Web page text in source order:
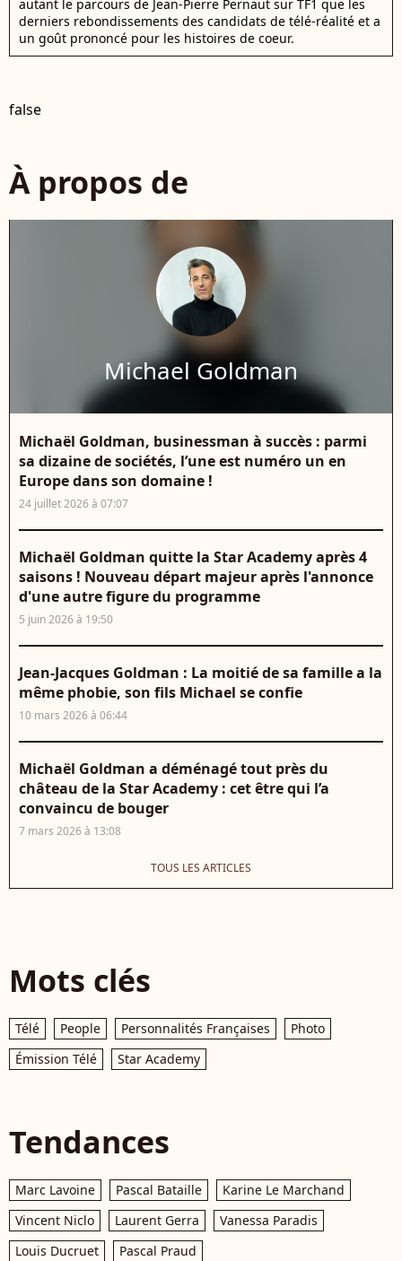
autant le parcours de Jean-Pierre Pernaut sur TF1 que les
derniers rebondissements des candidats de télé-réalité et a
un goût prononcé pour les histoires de coeur.
false
À propos de
Michael Goldman
Michaël Goldman, businessman à succès : parmi
sa dizaine de sociétés, l’une est numéro un en
Europe dans son domaine !
24 juillet 2026 à 07:07
Michaël Goldman quitte la Star Academy après 4
saisons ! Nouveau départ majeur après l'annonce
d'une autre figure du programme
5 juin 2026 à 19:50
Jean-Jacques Goldman : La moitié de sa famille a la
même phobie, son fils Michael se confie
10 mars 2026 à 06:44
Michaël Goldman a déménagé tout près du
château de la Star Academy : cet être qui l’a
convaincu de bouger
7 mars 2026 à 13:08
TOUS LES ARTICLES
Mots clés
Télé People Personnalités Françaises
Photo
Émission Télé
Star Academy
Tendances
Marc Lavoine Pascal Bataille
Karine Le Marchand
Vincent Niclo
Laurent Gerra
Vanessa Paradis
Louis Ducruet
Pascal Praud